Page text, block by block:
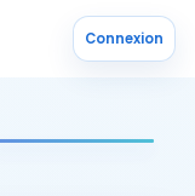
Connexion